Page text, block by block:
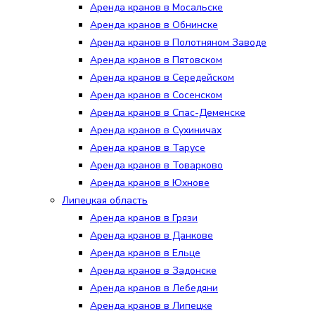
Аренда кранов в Мосальске
Аренда кранов в Обнинске
Аренда кранов в Полотняном Заводе
Аренда кранов в Пятовском
Аренда кранов в Середейском
Аренда кранов в Сосенском
Аренда кранов в Спас-Деменске
Аренда кранов в Сухиничах
Аренда кранов в Тарусе
Аренда кранов в Товарково
Аренда кранов в Юхнове
Липецкая область
Аренда кранов в Грязи
Аренда кранов в Данкове
Аренда кранов в Ельце
Аренда кранов в Задонске
Аренда кранов в Лебедяни
Аренда кранов в Липецке